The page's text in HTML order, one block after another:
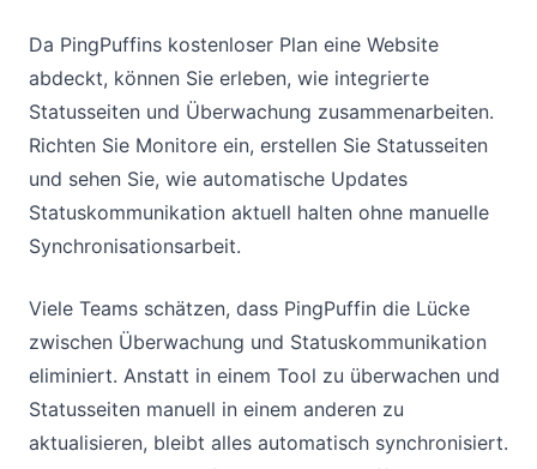
Da PingPuffins kostenloser Plan eine Website
abdeckt, können Sie erleben, wie integrierte
Statusseiten und Überwachung zusammenarbeiten.
Richten Sie Monitore ein, erstellen Sie Statusseiten
und sehen Sie, wie automatische Updates
Statuskommunikation aktuell halten ohne manuelle
Synchronisationsarbeit.
Viele Teams schätzen, dass PingPuffin die Lücke
zwischen Überwachung und Statuskommunikation
eliminiert. Anstatt in einem Tool zu überwachen und
Statusseiten manuell in einem anderen zu
aktualisieren, bleibt alles automatisch synchronisiert.